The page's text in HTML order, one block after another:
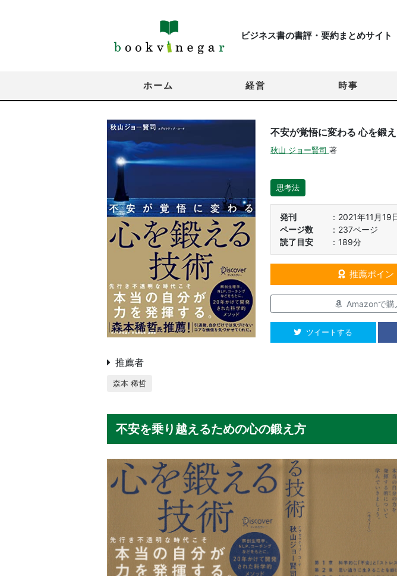
ビジネス書の書評・要約まとめサイト
ホーム 経営 時事
不安が覚悟に変わる 心を鍛
秋山 ジョー賢司 著
思考法
発刊
2021年11月19
ページ数
237ページ
読了目安
189分
推薦ポイン
Amazonで購
ツイートする
推薦者
森本 稀哲
不安を乗り越えるための心の鍛え方